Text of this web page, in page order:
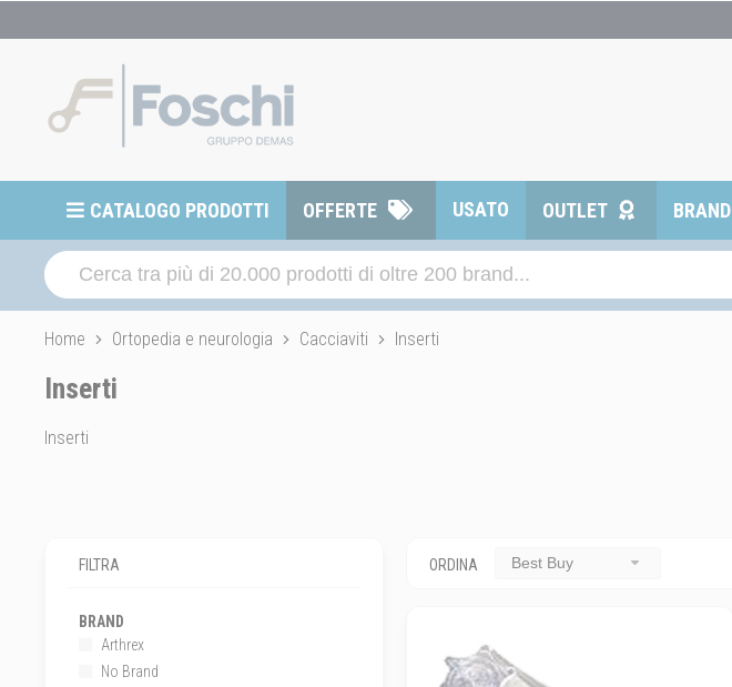
CATALOGO PRODOTTI OFFERTE USATO OUTLET BRAND
Home Ortopedia e neurologia Cacciaviti Inserti
Inserti
Inserti
FILTRA
BRAND
Arthrex
No Brand
ORDINA Best Buy